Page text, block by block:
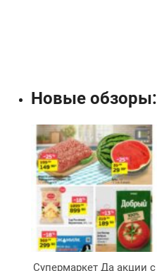
Новые обзоры:
Супермаркет Да акции с